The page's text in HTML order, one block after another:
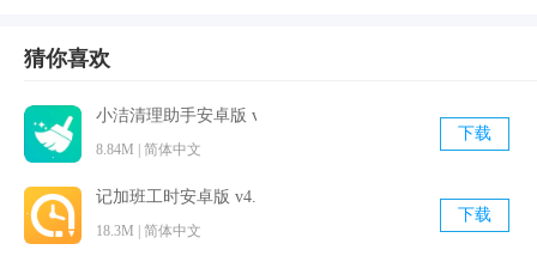
使用者的贡献。
花卉诊疗
6、点击卡片，获得更多花卉信息；
7、拍照识别：打开应用并拍照，即可快速识别植物。
8、识别训练，猜猜训练识花能力，植物地图：植物在全国的
猜你喜欢
小洁清理助手安卓版 v4.0 手机免费版
8.84M | 简体中文
下载
记加班工时安卓版 v4.3.5 官方免费版
18.3M | 简体中文
下载